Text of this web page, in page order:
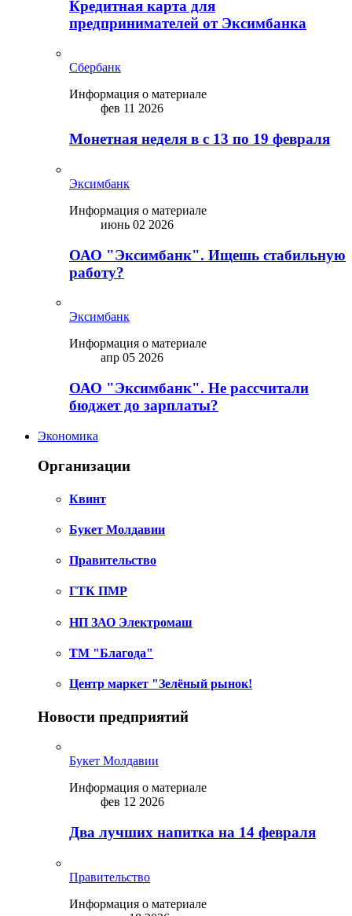
Кредитная карта для
предпринимателей от Эксимбанка
Сбербанк
Информация о материале
фев 11 2026
Монетная неделя в с 13 по 19 февраля
Эксимбанк
Информация о материале
июнь 02 2026
ОАО "Эксимбанк". Ищешь стабильную
работу?
Эксимбанк
Информация о материале
апр 05 2026
ОАО "Эксимбанк". Не рассчитали
бюджет до зарплаты?
Экономика
Организации
Квинт
Букет Молдавии
Правительство
ГТК ПМР
НП ЗАО Электромаш
ТМ "Благода"
Центр маркет "Зелёный рынок!
Новости предприятий
Букет Молдавии
Информация о материале
фев 12 2026
Два лучших напитка на 14 февраля
Правительство
Информация о материале